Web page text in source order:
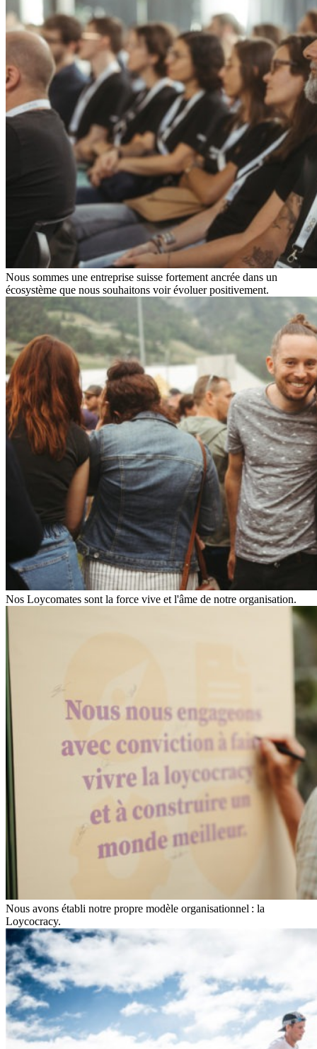
Nous sommes une entreprise suisse fortement ancrée dans un
écosystème que nous souhaitons voir évoluer positivement.
Nos Loycomates sont la force vive et l'âme de notre organisation.
Nous avons établi notre propre modèle organisationnel : la
Loycocracy.